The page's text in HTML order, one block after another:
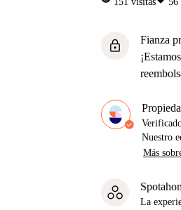
lock
Fianza
Nuestro
Más
La